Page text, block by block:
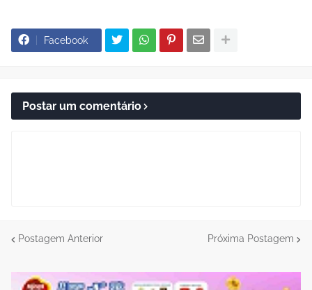
Facebook
Postar um comentário
Postagem Anterior Próxima Postagem